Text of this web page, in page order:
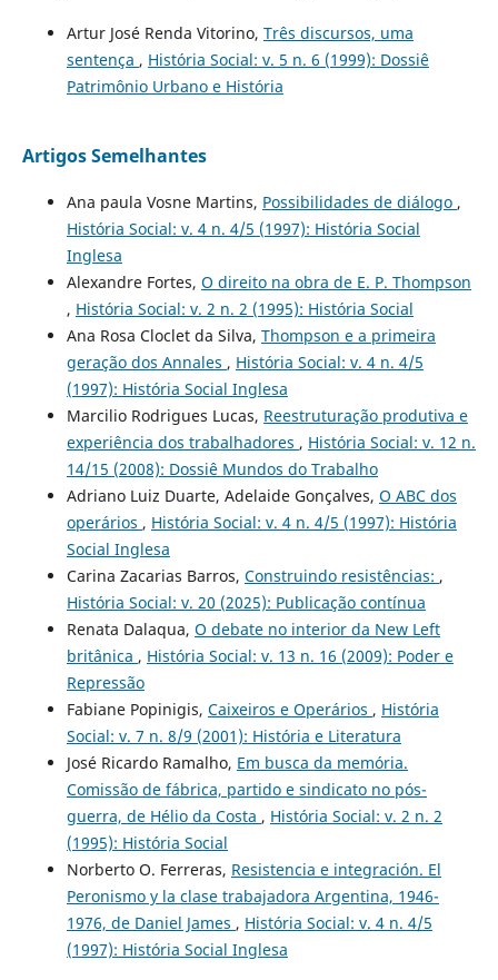
Artur José Renda Vitorino, Três discursos, uma
sentença , História Social: v. 5 n. 6 (1999): Dossiê
Patrimônio Urbano e História
Artigos Semelhantes
Ana paula Vosne Martins, Possibilidades de diálogo ,
História Social: v. 4 n. 4/5 (1997): História Social
Inglesa
Alexandre Fortes, O direito na obra de E. P. Thompson
, História Social: v. 2 n. 2 (1995): História Social
Ana Rosa Cloclet da Silva, Thompson e a primeira
geração dos Annales , História Social: v. 4 n. 4/5
(1997): História Social Inglesa
Marcilio Rodrigues Lucas, Reestruturação produtiva e
experiência dos trabalhadores , História Social: v. 12 n.
14/15 (2008): Dossiê Mundos do Trabalho
Adriano Luiz Duarte, Adelaide Gonçalves, O ABC dos
operários , História Social: v. 4 n. 4/5 (1997): História
Social Inglesa
Carina Zacarias Barros, Construindo resistências: ,
História Social: v. 20 (2025): Publicação contínua
Renata Dalaqua, O debate no interior da New Left
britânica , História Social: v. 13 n. 16 (2009): Poder e
Repressão
Fabiane Popinigis, Caixeiros e Operários , História
Social: v. 7 n. 8/9 (2001): História e Literatura
José Ricardo Ramalho, Em busca da memória.
Comissão de fábrica, partido e sindicato no pós-
guerra, de Hélio da Costa , História Social: v. 2 n. 2
(1995): História Social
Norberto O. Ferreras, Resistencia e integración. El
Peronismo y la clase trabajadora Argentina, 1946-
1976, de Daniel James , História Social: v. 4 n. 4/5
(1997): História Social Inglesa